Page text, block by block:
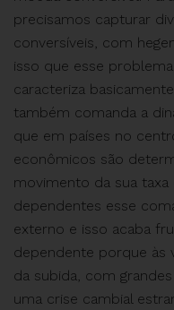
precisamos capturar
conversíveis, com
isso que esse
caracteriza
também comanda a
que em países no
econômicos são
movimento da sua
dependentes esse
externo e isso acaba
dependente porque às
da subida, com
uma crise cambial